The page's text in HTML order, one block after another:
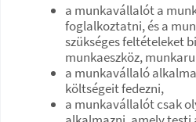
a munkavállalót a
foglalkoztatni, és a
szükséges feltételeket
munkaeszköz,
a munkavállaló
költségeit fedezni,
a munkavállalót csak